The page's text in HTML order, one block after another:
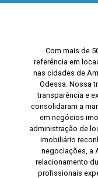
Com mais de
referência em
nas cidades de
Odessa. Nossa
transparência e
consolidaram a
em negócios
administração de
imobiliário
negociações, a
relacionamento
profissionais